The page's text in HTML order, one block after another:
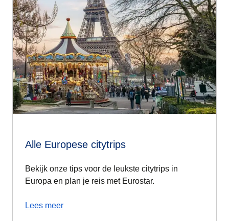
Alle Europese citytrips
Bekijk onze tips voor de leukste citytrips in
Europa en plan je reis met Eurostar.
Lees meer